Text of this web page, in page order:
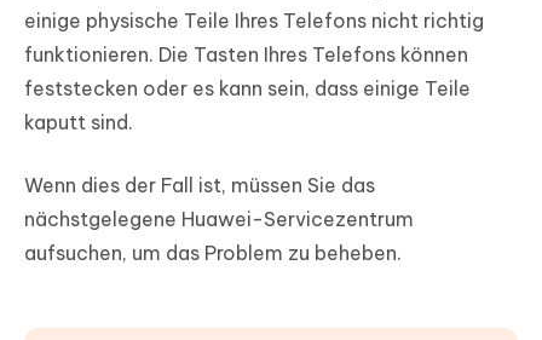
einige physische Teile Ihres Telefons nicht richtig
funktionieren. Die Tasten Ihres Telefons können
feststecken oder es kann sein, dass einige Teile
kaputt sind.
Wenn dies der Fall ist, müssen Sie das
nächstgelegene Huawei-Servicezentrum
aufsuchen, um das Problem zu beheben.